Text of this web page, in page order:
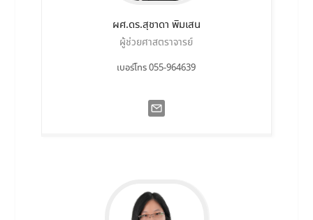
ผศ.ดร.สุชาดา พิมเสน
ผู้ช่วยศาสตราจารย์
เบอร์โทร 055-964639